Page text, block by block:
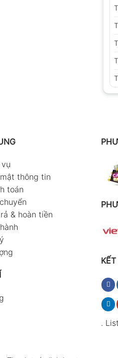
thông tin
toán
& hoàn tiền
.